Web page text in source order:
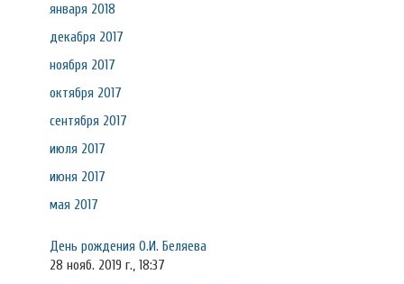
января 2018
декабря 2017
ноября 2017
октября 2017
сентября 2017
июля 2017
июня 2017
мая 2017
День рождения О.И. Беляева
28 нояб. 2019 г., 18:37